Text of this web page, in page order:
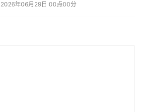
2026年06月29日 00点00分